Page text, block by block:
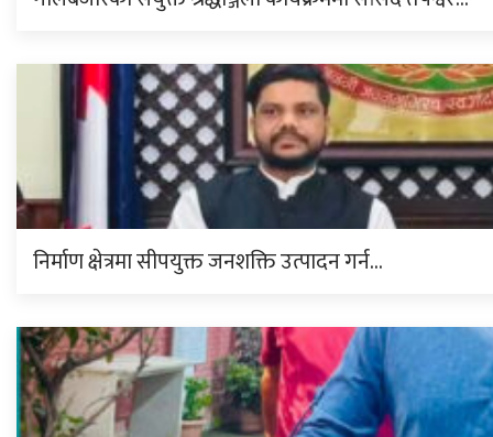
निर्माण क्षेत्रमा सीपयुक्त जनशक्ति उत्पादन गर्न…